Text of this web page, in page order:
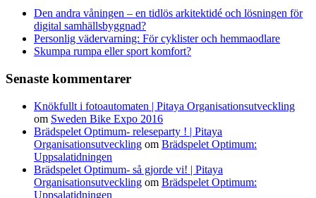
Den andra våningen – en tidlös arkitektidé och lösningen för
digital samhällsbyggnad?
Personlig vädervarning: För cyklister och hemmaodlare
Skumpa rumpa eller sport komfort?
Senaste kommentarer
Knökfullt i fotoautomaten | Pitaya Organisationsutveckling
om Sweden Bike Expo 2016
Brädspelet Optimum- releseparty ! | Pitaya
Organisationsutveckling om Brädspelet Optimum:
Uppsalatidningen
Brädspelet Optimum- så gjorde vi! | Pitaya
Organisationsutveckling om Brädspelet Optimum:
Uppsalatidningen